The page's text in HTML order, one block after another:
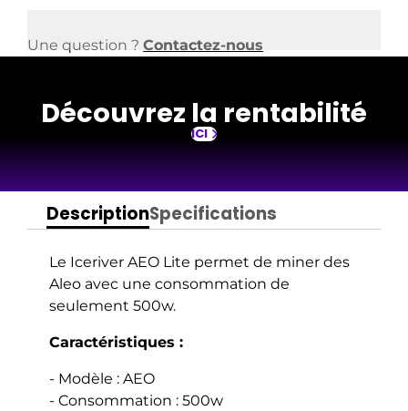
- Poids : 5 kg
Garantie 12 mois
Une question ?Contactez-nous
Découvrez la rentabilité
ICI
DescriptionSpecifications
Le Iceriver AEO Lite permet de miner des
Aleo avec une consommation de
seulement 500w.
Caractéristiques :
- Modèle : AEO
- Consommation : 500w